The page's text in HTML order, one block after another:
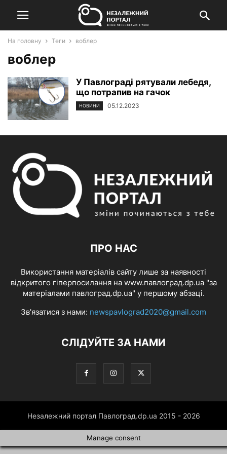
На головну Теги воблер
воблер
У Павлограді рятували лебедя,
що потрапив на гачок
НОВИНИ 05.12.2023
ПРО НАС
Використання матеріалів сайту лише за наявності
відкритого гіперпосилання на www.павлоград.dp.ua "за
матеріалами павлоград.dp.ua" у першому абзаці.
Зв'язатися з нами: newspavlograd2020@gmail.com
СЛІДУЙТЕ ЗА НАМИ
Незалежний портал Павлоград.dp.ua 2015 - 2026
Manage consent